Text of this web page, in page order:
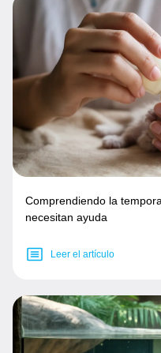
Comprendiendo la
necesitan ayuda
Leer el artículo